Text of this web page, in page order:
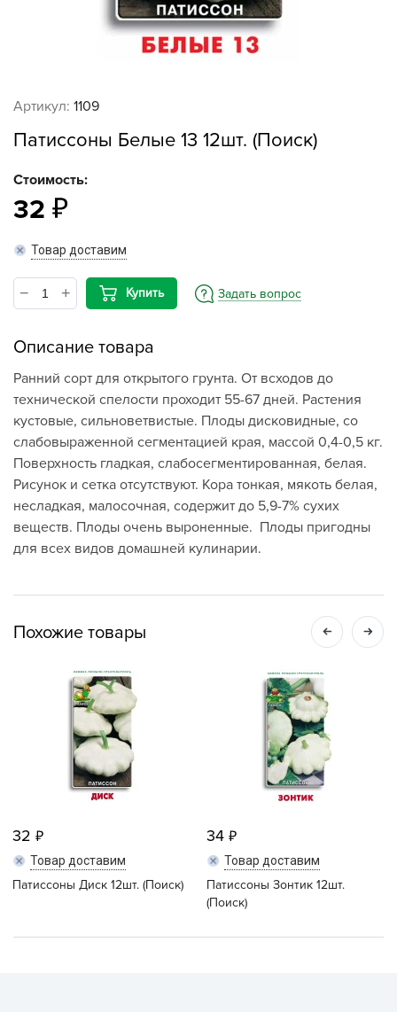
Артикул: 1109
Патиссоны Белые 13 12шт. (Поиск)
Стоимость:
32
Товар доставим
Купить Задать вопрос
Описание товара
Ранний сорт для открытого грунта. От всходов до
технической спелости проходит 55-67 дней. Растения
кустовые, сильноветвистые. Плоды дисковидные, со
слабовыраженной сегментацией края, массой 0,4-0,5 кг.
Поверхность гладкая, слабосегментированная, белая.
Рисунок и сетка отсутствуют. Кора тонкая, мякоть белая,
несладкая, малосочная, содержит до 5,9-7% сухих
веществ. Плоды очень выроненные. Плоды пригодны
для всех видов домашней кулинарии.
Похожие товары
32
Товар доставим
Патиссоны Диск 12шт. (Поиск)
34
Товар доставим
Патиссоны Зонтик 12шт.
(Поиск)